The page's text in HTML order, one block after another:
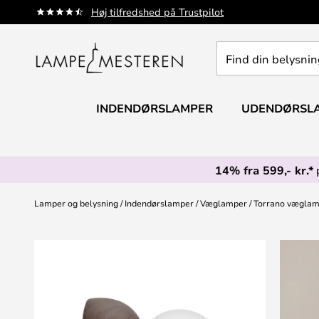
Høj tilfredshed på Trustpilot
Skip
to
din
INDENDØRSLAMPER
14% fra 599,- kr.*
Lamper og belysning Indendørslamper Væglamper Torrano